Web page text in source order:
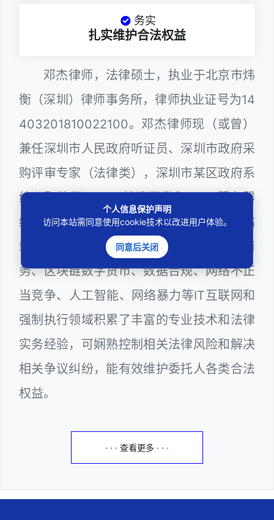
务实
扎实维护合法权益
邓杰律师，法律硕士，执业于北京市炜
衡（深圳）律师事务所，律师执业证号为14
403201810022100。邓杰律师现（或曾）
兼任深圳市人民政府听证员、深圳市政府采
购评审专家（法律类），深圳市某区政府系
统公职律师、WEB前端开发和 WEB服务器
维护工程师、计算机信息网络安全员和网站
站长多年，在软件程序、网络游戏、电子商
务、区块链数字货币、数据合规、网络不正
当竞争、人工智能、网络暴力等IT互联网和
强制执行领域积累了丰富的专业技术和法律
实务经验，可娴熟控制相关法律风险和解决
相关争议纠纷，能有效维护委托人各类合法
权益。
· · · 查看更多 · · ·
个人信息保护声明
访问本站需同意使用cookie技术以改进用户体验。
同意后关闭